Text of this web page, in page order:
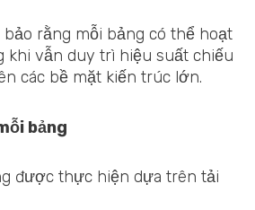
rằng mỗi bảng có thể hoạt
khi vẫn duy trì hiệu suất chiếu
các bề mặt kiến trúc lớn.
bảng
được thực hiện dựa trên tải